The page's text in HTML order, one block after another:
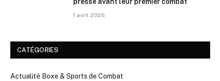
presse avant leur premier combat
1 avril 2026
CATÉGORIES
Actualité Boxe & Sports de Combat